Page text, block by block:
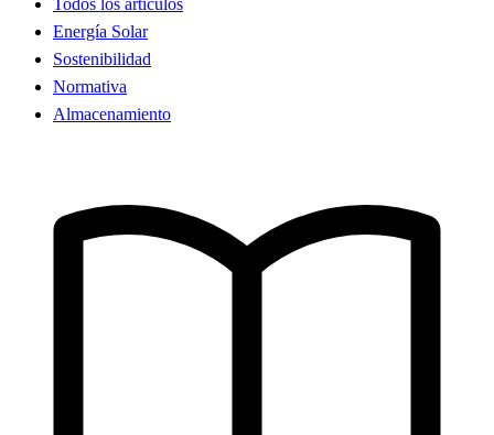
Todos los artículos
Energía Solar
Sostenibilidad
Normativa
Almacenamiento